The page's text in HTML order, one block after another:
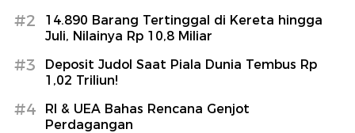
#2
14.890 Barang Tertinggal di Kereta hingga
Juli, Nilainya Rp 10,8 Miliar
#3
Deposit Judol Saat Piala Dunia Tembus Rp
1,02 Triliun!
#4
RI & UEA Bahas Rencana Genjot
Perdagangan